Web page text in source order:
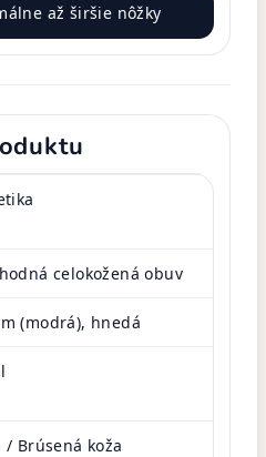
až širšie nôžky
celokožená obuv
(modrá), hnedá
/ Brúsená koža